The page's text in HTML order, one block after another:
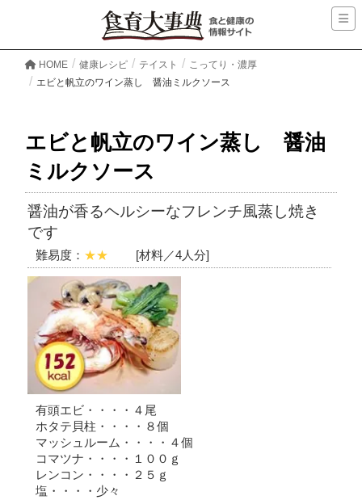
HOME 健康レシピ テイスト
こってり・濃厚
エビと帆立のワイン蒸し 醤油ミルクソース
エビと帆立のワイン蒸し 醤油
ミルクソース
醤油が香るヘルシーなフレンチ風蒸し焼き
です
難易度： ★★ [材料／4人分]
有頭エビ・・・・４尾
ホタテ貝柱・・・・８個
マッシュルーム・・・・４個
コマツナ・・・・１００ｇ
レンコン・・・・２５ｇ
塩・・・・少々